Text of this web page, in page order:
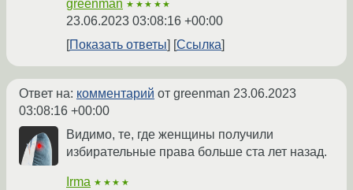
greenman ★★★★★
23.06.2023 03:08:16 +00:00
Показать ответы
Ссылка
Ответ на: комментарий от greenman 23.06.2023
03:08:16 +00:00
Видимо, те, где женщины получили
избирательные права больше ста лет назад.
Irma ★★★★